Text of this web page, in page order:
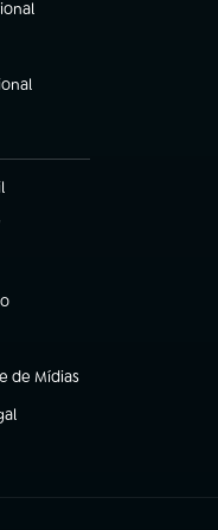
aba)
aba)
aba)
de Mídias
aba)